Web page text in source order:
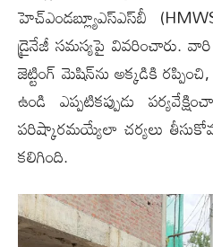
హెచ్‌ఎండబ్ల్యూఎస్‌ఎస్‌బీ
డ్రైనేజీ సమస్యపై వివరించారు.
జెట్టింగ్ మెషిన్‌ను అక్కడికి
ఉండి ఎప్పటికప్పుడు
పరిష్కారమయ్యేలా చర్యలు
కలిగింది.